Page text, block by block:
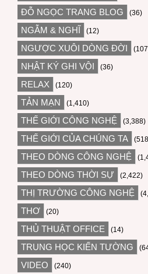
ĐỖ NGỌC TRANG BLOG (36)
NGẪM & NGHĨ (12)
NGƯỢC XUÔI DÒNG ĐỜI
NHẬT KÝ GHI VỘI (36)
RELAX (120)
TẢN MẠN (1,410)
THẾ GIỚI CÔNG NGHỆ (3,388)
THẾ GIỚI CỦA CHÚNG TA
THEO DÒNG CÔNG NGHỆ
THEO DÒNG THỜI SỰ (2,422)
THỊ TRƯỜNG CÔNG NGHỆ
THƠ (20)
THỦ THUẬT OFFICE (14)
TRUNG HỌC KIẾN TƯỜNG
VIDEO (240)